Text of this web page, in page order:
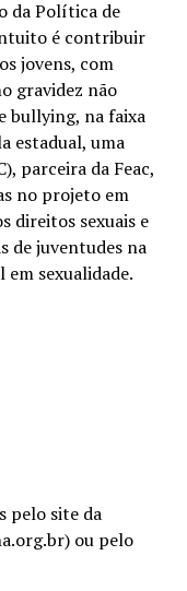
da Política de
é contribuir
jovens, com
gravidez não
bullying, na faixa
estadual, uma
parceira da Feac,
no projeto em
direitos sexuais e
de juventudes na
em sexualidade.
pelo site da
ou pelo